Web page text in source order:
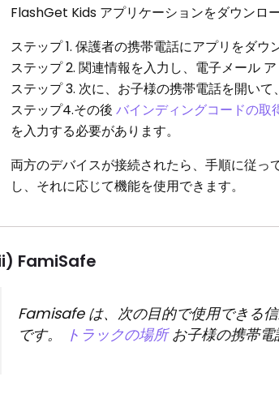
FlashGet Kids アプリケーションをダウンロ
ステップ 1. 保護者の携帯電話にアプリをダウ
ステップ 2. 関連情報を入力し、電子メール
ステップ 3. 次に、お子様の携帯電話を開い
ステップ4.その後バインディングコードの取
を入力する必要があります。
両方のデバイスが接続されたら、手順に従
し、それに応じて機能を使用できます。
FamiSafe
Famisafe は、次の目的で使用できる
です。
トラックの場所お子様の携帯電